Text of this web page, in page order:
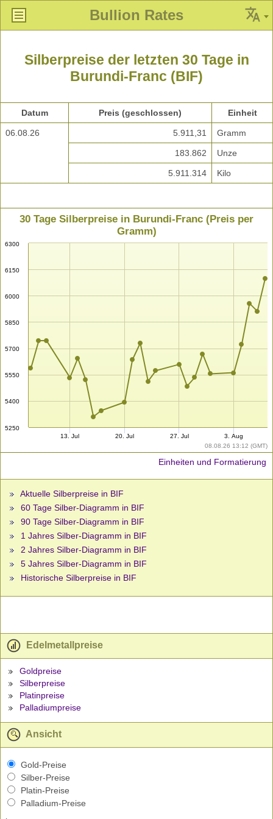
Bullion Rates
Silberpreise der letzten 30 Tage in
Burundi-Franc (BIF)
Datum Preis (geschlossen) Einheit
06.08.26 5.911,31 Gramm
183.862 Unze
5.911.314 Kilo
08.08.26 13:12 (GMT)
30 Tage Silberpreise in Burundi-Franc (Preis per
Gramm)
5250
5400
5550
5700
5850
6000
6150
6300
13. Jul 20. Jul 27. Jul 3. Aug
Einheiten und Formatierung
Aktuelle Silberpreise in BIF
60 Tage Silber-Diagramm in BIF
90 Tage Silber-Diagramm in BIF
1 Jahres Silber-Diagramm in BIF
2 Jahres Silber-Diagramm in BIF
5 Jahres Silber-Diagramm in BIF
Historische Silberpreise in BIF
Edelmetallpreise
Goldpreise
Silberpreise
Platinpreise
Palladiumpreise
Ansicht
Gold-Preise
Silber-Preise
Platin-Preise
Palladium-Preise